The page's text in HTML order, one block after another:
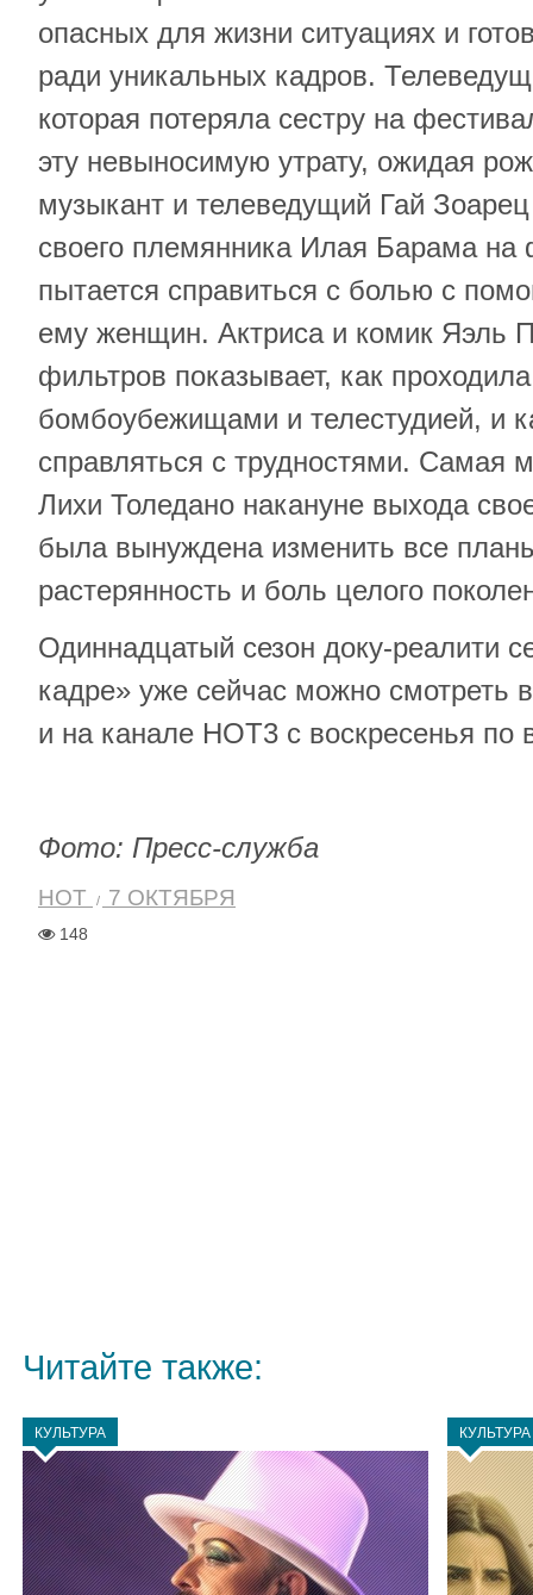
опасных для жизни ситуациях и
ради уникальных кадров.
которая потеряла сестру на
эту невыносимую утрату, ожидая
музыкант и телеведущий Гай Зоарец
своего племянника Илая Барама на
пытается справиться с болью с
ему женщин. Актриса и комик Яэль
фильтров показывает, как
бомбоубежищами и телестудией, и
справляться с трудностями. Самая
Лихи Толедано накануне выхода
была вынуждена изменить все
растерянность и боль целого
Одиннадцатый сезон доку-реалити
кадре» уже сейчас можно смотреть
и на канале НОТ3 с воскресенья по
Фото: Пресс-служба
HOT 7 ОКТЯБРЯ
148
Читайте также:
КУЛЬТУРА КУЛЬТУРА